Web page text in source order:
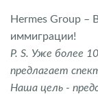
Hermes Group –
иммиграции!
P. S. Уже более
предлагает
Наша цель -